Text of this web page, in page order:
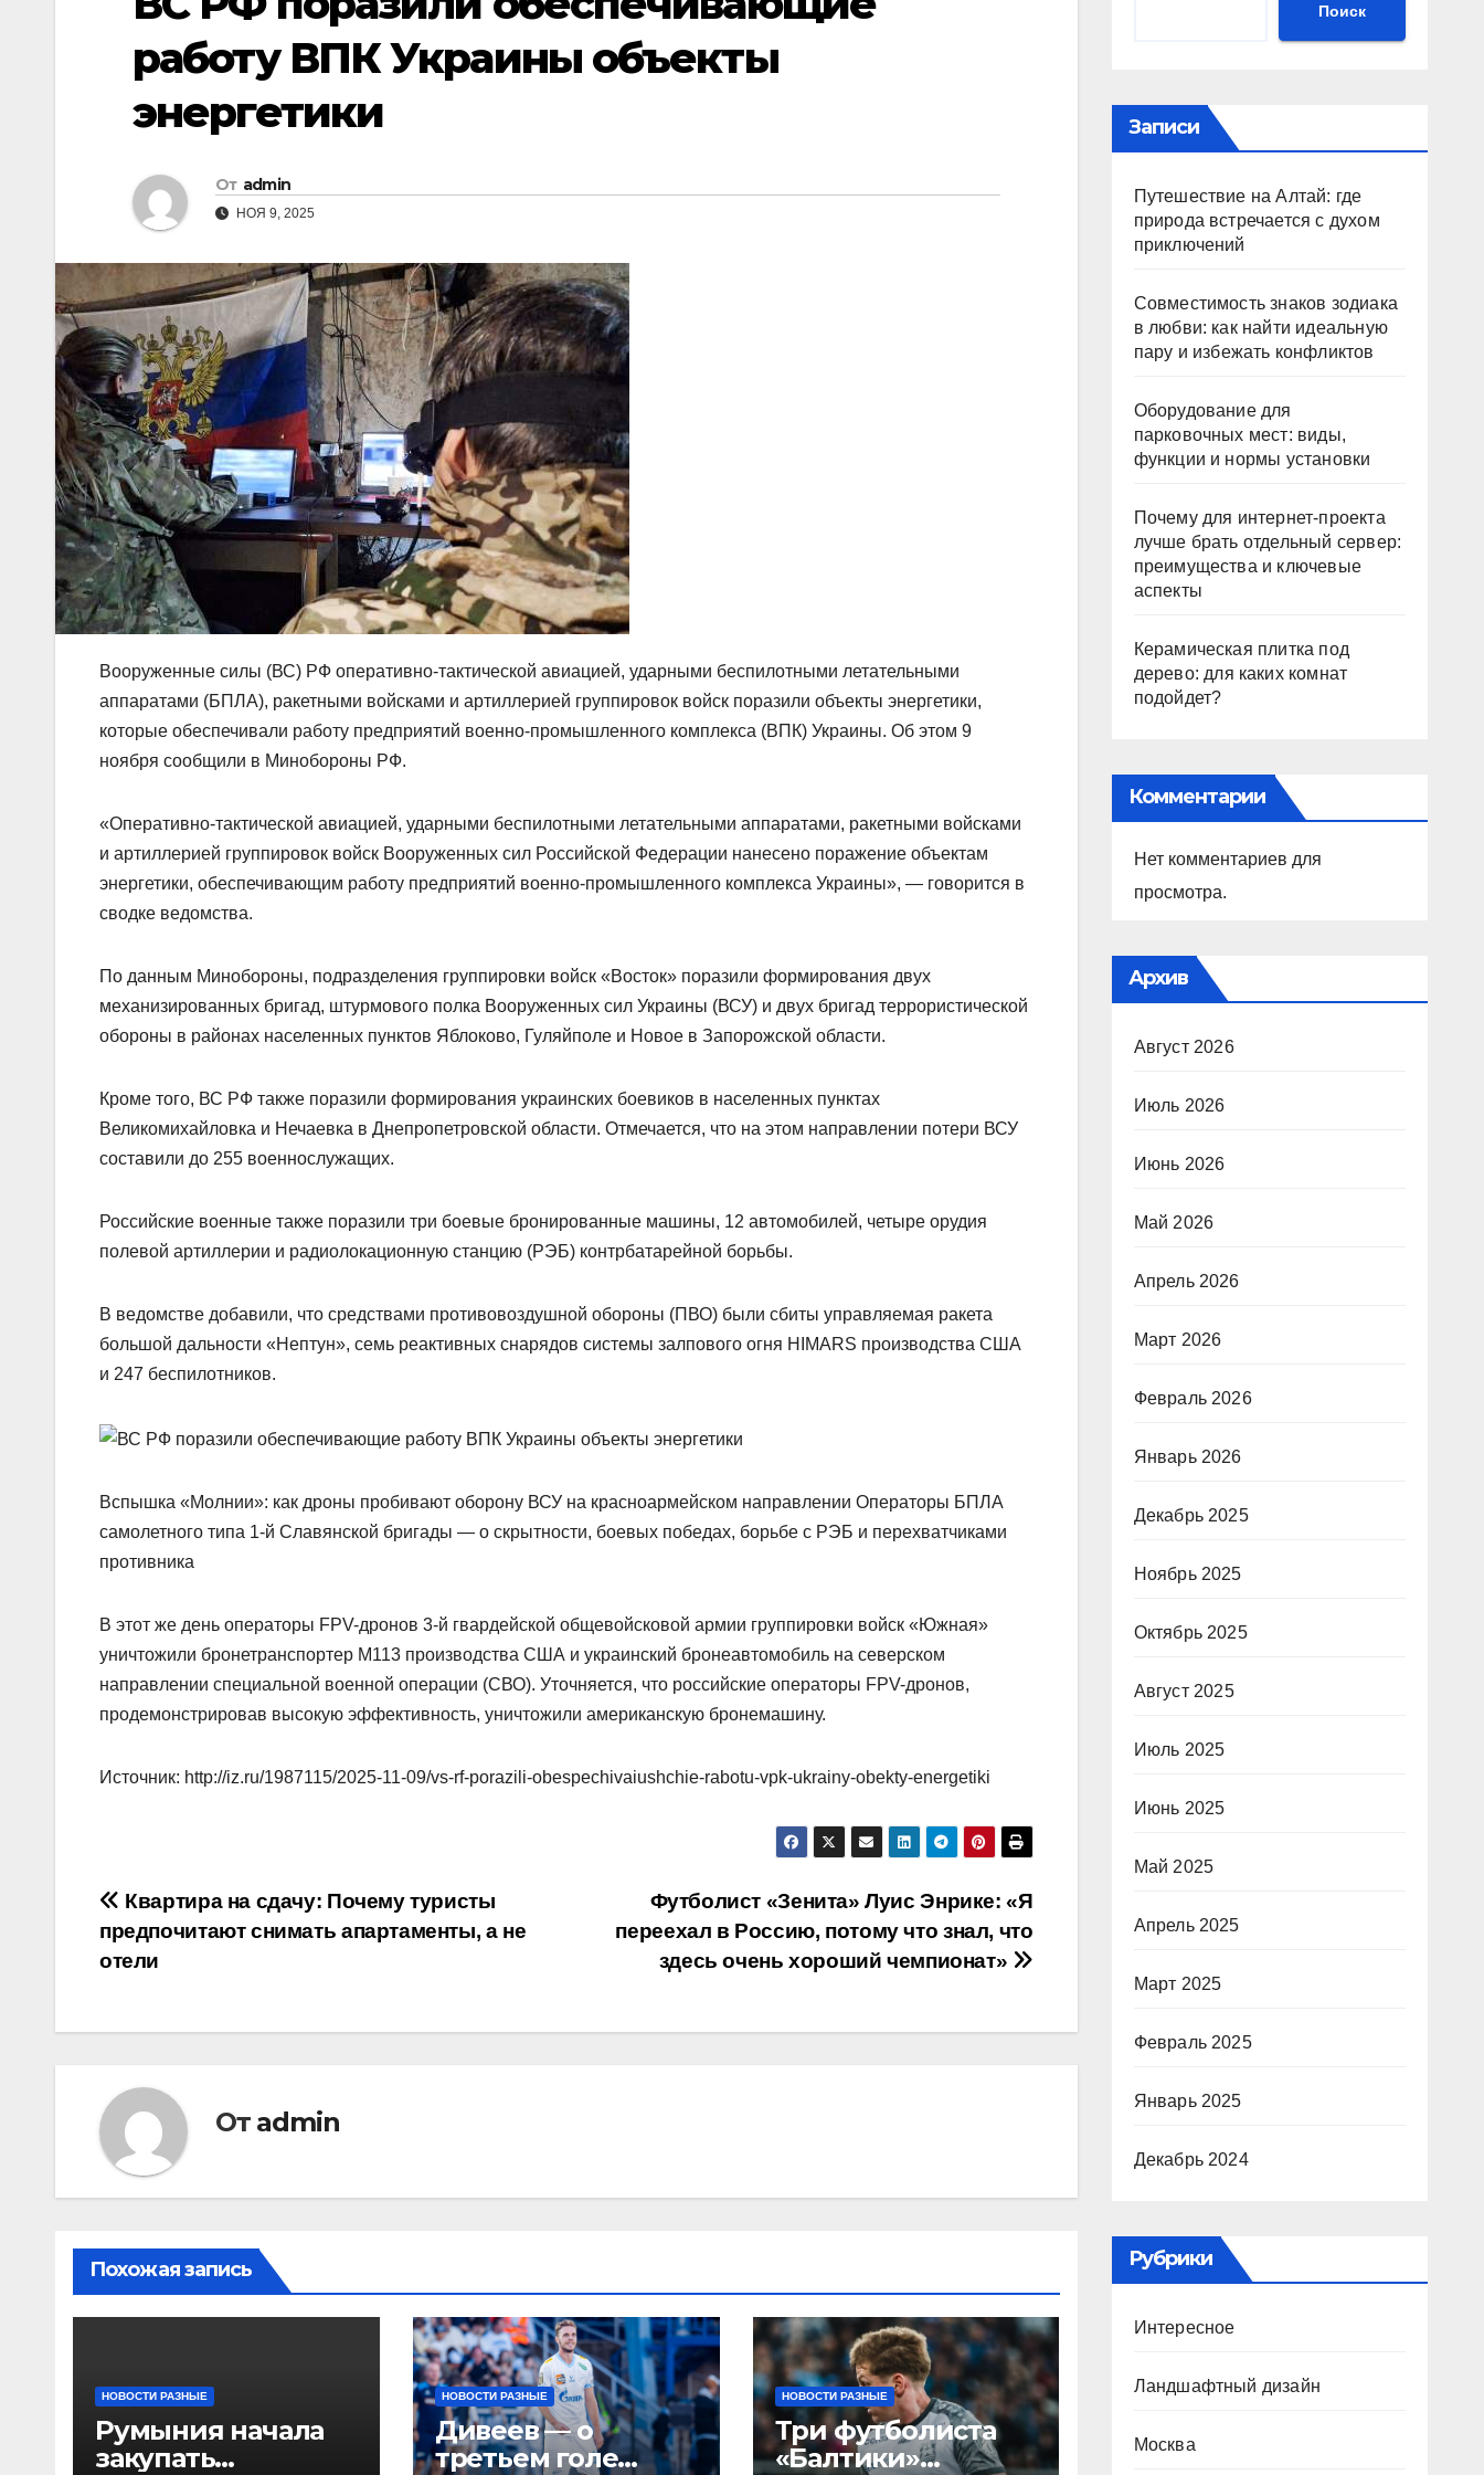
работу ВПК Украины объекты
энергетики
От admin
НОЯ 9, 2025
Вооруженные силы (ВС) РФ оперативно-тактической авиацией, ударными беспилотными летательными
аппаратами (БПЛА), ракетными войсками и артиллерией группировок войск поразили объекты энергетики,
которые обеспечивали работу предприятий военно-промышленного комплекса (ВПК) Украины. Об этом 9
ноября сообщили в Минобороны РФ.
«Оперативно-тактической авиацией, ударными беспилотными летательными аппаратами, ракетными войсками
и артиллерией группировок войск Вооруженных сил Российской Федерации нанесено поражение объектам
энергетики, обеспечивающим работу предприятий военно-промышленного комплекса Украины», — говорится в
сводке ведомства.
По данным Минобороны, подразделения группировки войск «Восток» поразили формирования двух
механизированных бригад, штурмового полка Вооруженных сил Украины (ВСУ) и двух бригад террористической
обороны в районах населенных пунктов Яблоково, Гуляйполе и Новое в Запорожской области.
Кроме того, ВС РФ также поразили формирования украинских боевиков в населенных пунктах
Великомихайловка и Нечаевка в Днепропетровской области. Отмечается, что на этом направлении потери ВСУ
составили до 255 военнослужащих.
Российские военные также поразили три боевые бронированные машины, 12 автомобилей, четыре орудия
полевой артиллерии и радиолокационную станцию (РЭБ) контрбатарейной борьбы.
В ведомстве добавили, что средствами противовоздушной обороны (ПВО) были сбиты управляемая ракета
большой дальности «Нептун», семь реактивных снарядов системы залпового огня HIMARS производства США
и 247 беспилотников.
Вспышка «Молнии»: как дроны пробивают оборону ВСУ на красноармейском направлении Операторы БПЛА
самолетного типа 1-й Славянской бригады — о скрытности, боевых победах, борьбе с РЭБ и перехватчиками
противника
В этот же день операторы FPV-дронов 3-й гвардейской общевойсковой армии группировки войск «Южная»
уничтожили бронетранспортер М113 производства США и украинский бронеавтомобиль на северском
направлении специальной военной операции (СВО). Уточняется, что российские операторы FPV-дронов,
продемонстрировав высокую эффективность, уничтожили американскую бронемашину.
Источник: http://iz.ru/1987115/2025-11-09/vs-rf-porazili-obespechivaiushchie-rabotu-vpk-ukrainy-obekty-energetiki
Навигация
по
Футболист «Зенита» Луис Энрике: «Я
переехал в Россию, потому что знал, что
здесь очень хороший чемпионат»
Квартира на сдачу: Почему туристы
предпочитают снимать апартаменты, а не
отели
От admin
Похожая запись
НОВОСТИ РАЗНЫЕ
Румыния начала
закупать
НОВОСТИ РАЗНЫЕ
Дивеев — о
третьем голе
НОВОСТИ РАЗНЫЕ
Три футболиста
«Балтики»
Поиск
Записи
Путешествие на Алтай: где
природа встречается с духом
приключений
Совместимость знаков зодиака
в любви: как найти идеальную
пару и избежать конфликтов
Оборудование для
парковочных мест: виды,
функции и нормы установки
Почему для интернет-проекта
лучше брать отдельный сервер:
преимущества и ключевые
аспекты
Керамическая плитка под
дерево: для каких комнат
подойдет?
Комментарии
Нет комментариев для
просмотра.
Архив
Август 2026
Июль 2026
Июнь 2026
Май 2026
Апрель 2026
Март 2026
Февраль 2026
Январь 2026
Декабрь 2025
Ноябрь 2025
Октябрь 2025
Август 2025
Июль 2025
Июнь 2025
Май 2025
Апрель 2025
Март 2025
Февраль 2025
Январь 2025
Декабрь 2024
Рубрики
Интересное
Ландшафтный дизайн
Москва